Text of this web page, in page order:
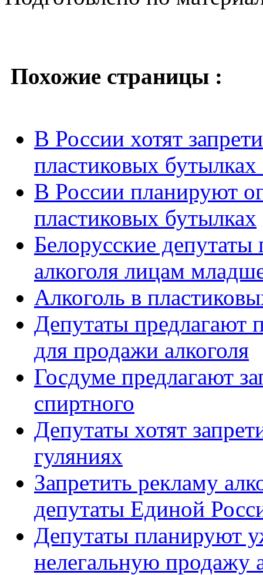
Похожие страницы :
В России хотят
пластиковых
В России планируют
пластиковых бутылках
Белорусские
алкоголя лицам
Алкоголь в
Депутаты предлагают
для продажи алкоголя
Госдуме предлагают
спиртного
Депутаты хотят
гуляниях
Запретить рекламу
депутаты Единой
Депутаты планируют
нелегальную продажу